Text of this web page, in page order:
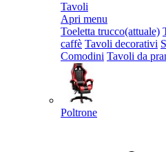
Tavoli
Apri menu
Toeletta trucco(attuale)
caffè Tavoli decorativi
Comodini Tavoli da
Poltrone